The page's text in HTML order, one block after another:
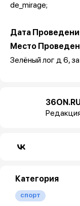
de_mirage;
Дата
Место
Зелёный лог д 6,
Категория
спорт